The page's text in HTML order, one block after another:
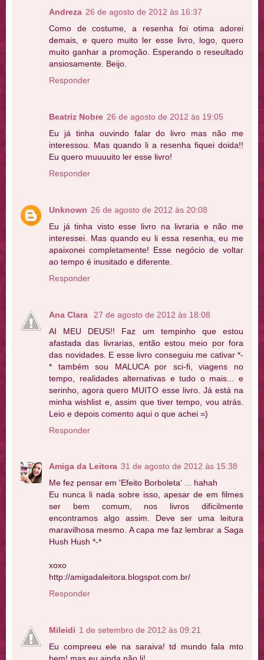
Andreza 26 de agosto de 2012 às 16:37
Como de costume, a resenha foi otima adorei
demais, e quero muito ler esse livro, logo, quero
muito ganhar a promoção. Esperando o reseultado
ansiosamente. Beijo.
Responder
Beatriz Nobre 26 de agosto de 2012 às 19:05
Eu já tinha ouvindo falar do livro mas não me
interessou. Mas quando li a resenha fiquei doida!!
Eu quero muuuuito ler esse livro!
Responder
Unknown 26 de agosto de 2012 às 20:08
Eu já tinha visto esse livro na livraria e não me
interessei. Mas quando eu li essa resenha, eu me
apaixonei completamente! Esse negócio de voltar
ao tempo é inusitado e diferente.
Responder
Ana Clara
27 de agosto de 2012 às 18:08
AI MEU DEUS!! Faz um tempinho que estou
afastada das livrarias, então estou meio por fora
das novidades. E esse livro conseguiu me cativar *-
* também sou MALUCA por sci-fi, viagens no
tempo, realidades alternativas e tudo o mais... e
serinho, agora quero MUITO esse livro. Já está na
minha wishlist e, assim que tiver tempo, vou atrás.
Leio e depois comento aqui o que achei =)
Responder
Amiga da Leitora 31 de agosto de 2012 às 15:38
Me fez pensar em 'Efeito Borboleta' ... hahah
Eu nunca li nada sobre isso, apesar de em filmes
ser bem comum, nos livros dificilmente
encontramos algo assim. Deve ser uma leitura
maravilhosa mesmo. A capa me faz lembrar a Saga
Hush Hush *-*
xoxo
http://amigadaleitora.blogspot.com.br/
Responder
Mileidi 1 de setembro de 2012 às 09:21
Eu compreeu ele na saraiva! td mundo fala mto